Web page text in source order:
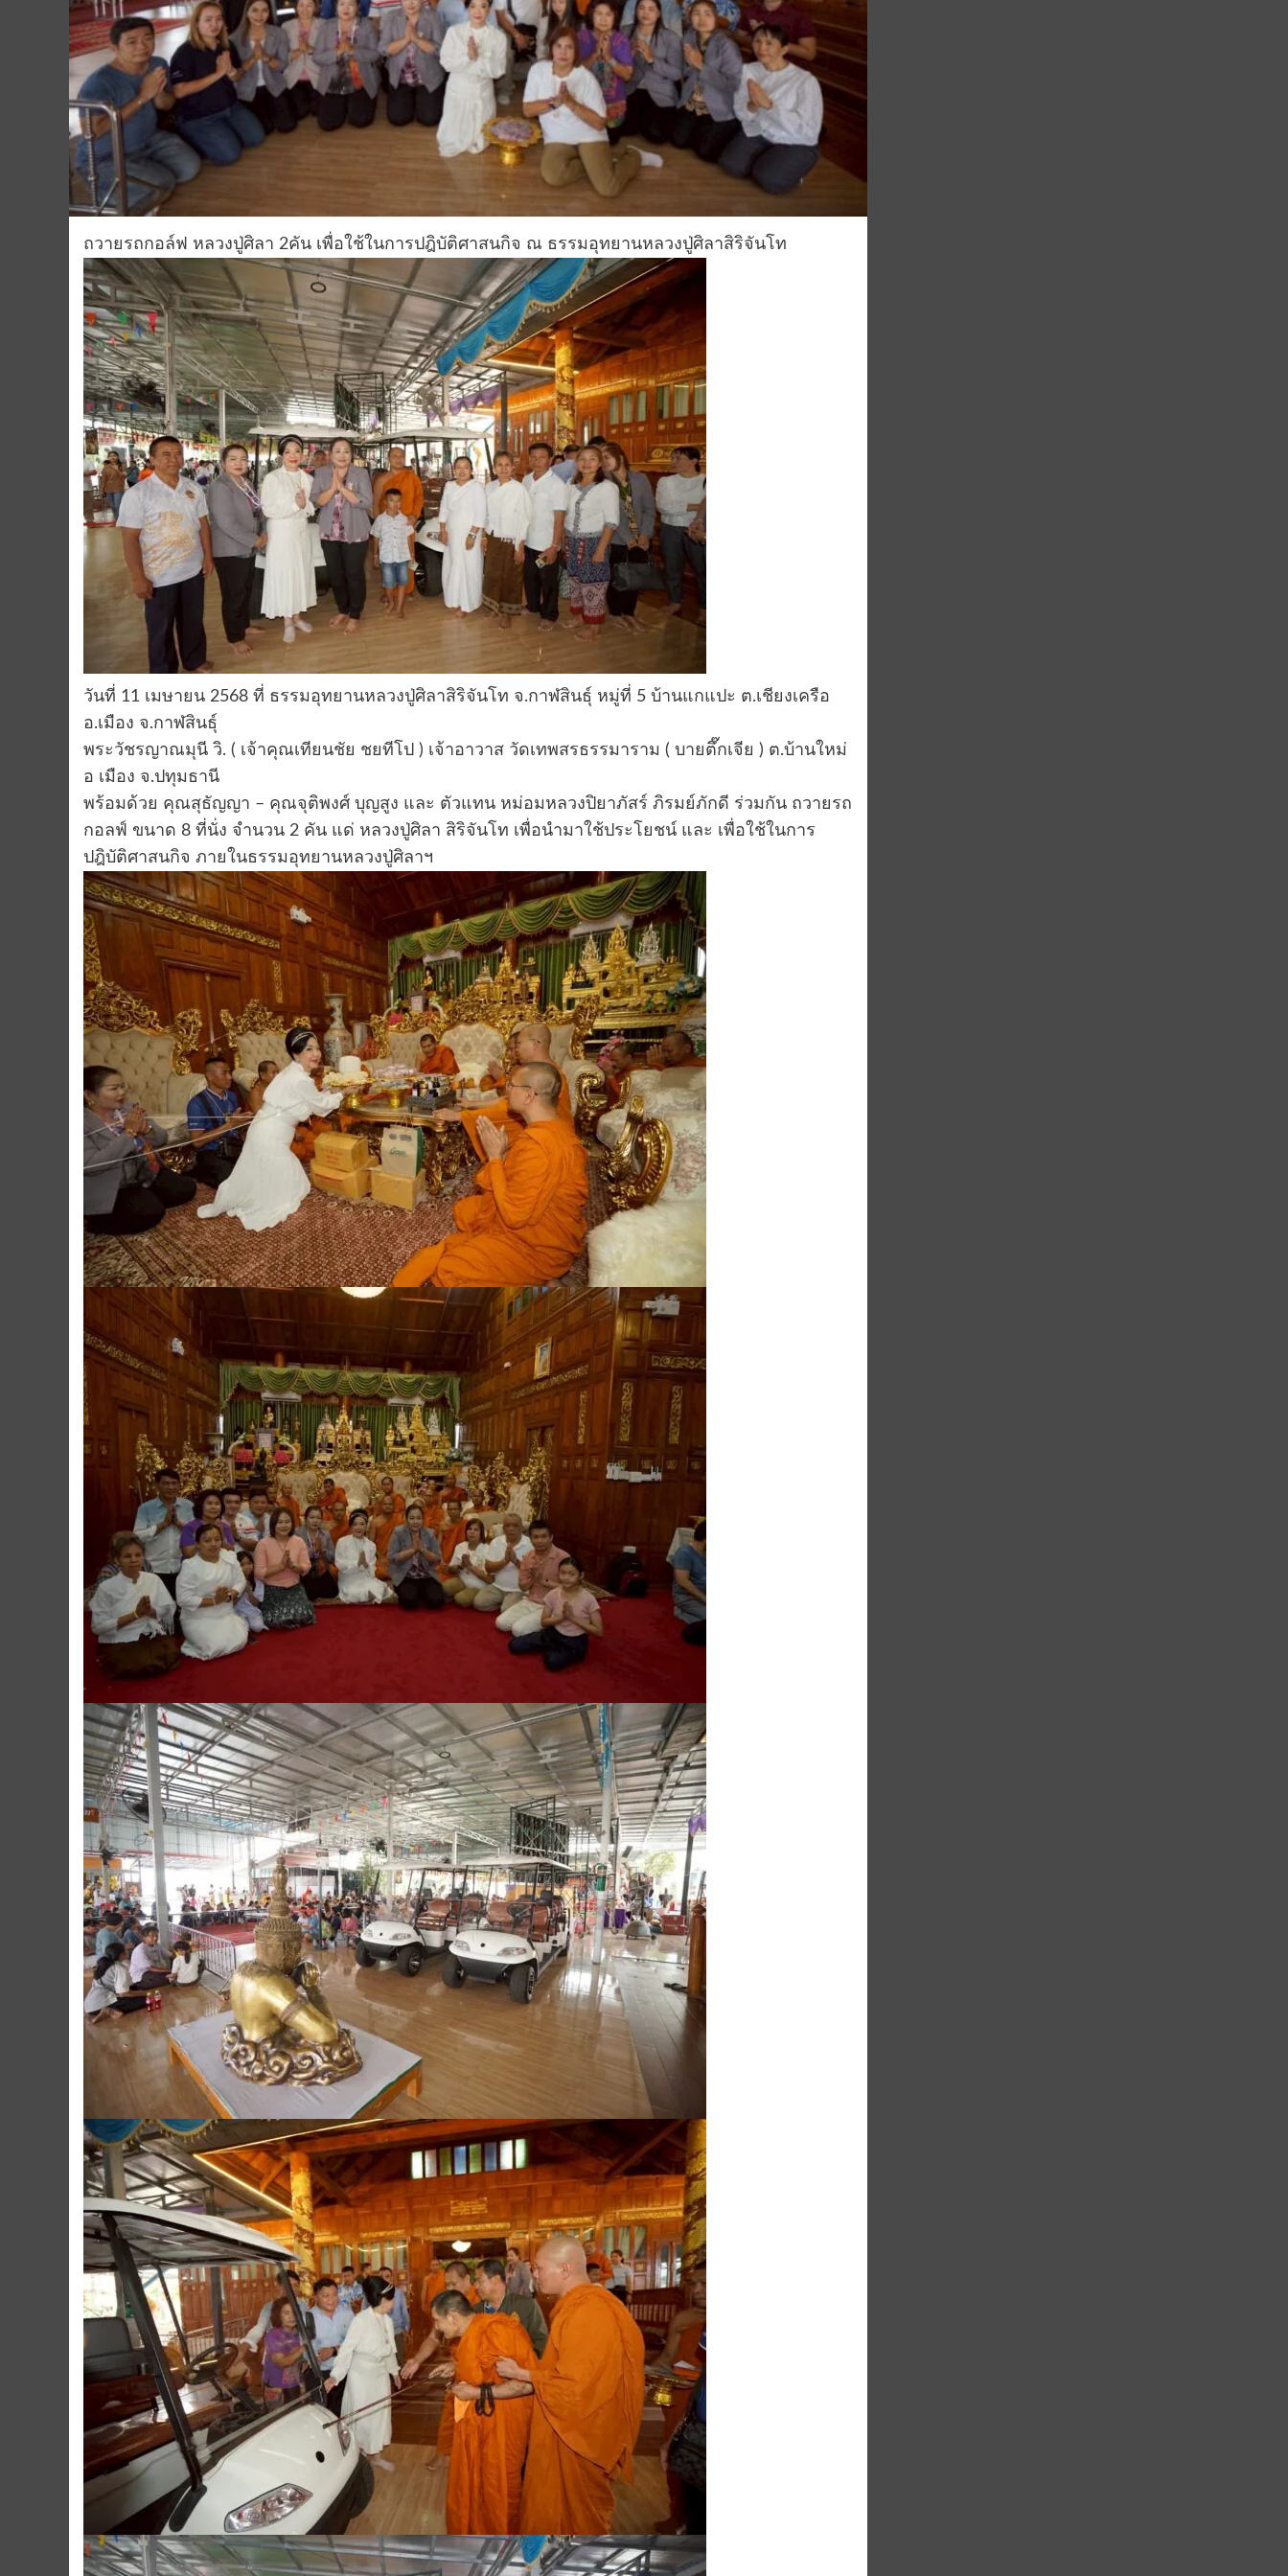
ถวายรถกอล์ฟ หลวงปู่ศิลา 2คัน เพื่อใช้ในการปฎิบัติศาสนกิจ ณ ธรรมอุทยานหลวงปู่ศิลาสิริจันโท
วันที่ 11 เมษายน 2568 ที่ ธรรมอุทยานหลวงปู่ศิลาสิริจันโท จ.กาฬสินธุ์ หมู่ที่ 5 บ้านแกแปะ ต.เชียงเครือ
อ.เมือง จ.กาฬสินธุ์
พระวัชรญาณมุนี วิ. ( เจ้าคุณเทียนชัย ชยทีโป ) เจ้าอาวาส วัดเทพสรธรรมาราม ( บายตึ๊กเจีย ) ต.บ้านใหม่
อ เมือง จ.ปทุมธานี
พร้อมด้วย คุณสุธัญญา – คุณจุติพงศ์ บุญสูง และ ตัวแทน หม่อมหลวงปิยาภัสร์ ภิรมย์ภักดี ร่วมกัน ถวายรถ
กอลฟ์ ขนาด 8 ที่นั่ง จำนวน 2 คัน แด่ หลวงปู่ศิลา สิริจันโท เพื่อนำมาใช้ประโยชน์ และ เพื่อใช้ในการ
ปฎิบัติศาสนกิจ ภายในธรรมอุทยานหลวงปู่ศิลาฯ